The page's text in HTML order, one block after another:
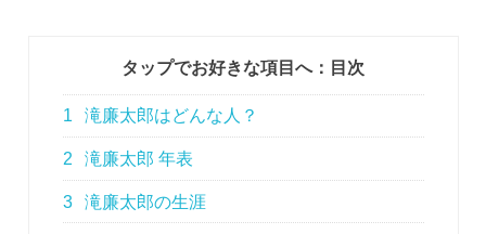
タップでお好きな項目へ：目次
1 滝廉太郎はどんな人？
2 滝廉太郎 年表
3 滝廉太郎の生涯